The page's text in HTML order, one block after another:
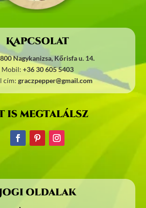
Kapcsolat
Nagykanizsa, Kőrisfa u. 14.
Mobil: +36 30 605 5403
cím: graczpepper@gmail.com
is megtalálsz
oldalak